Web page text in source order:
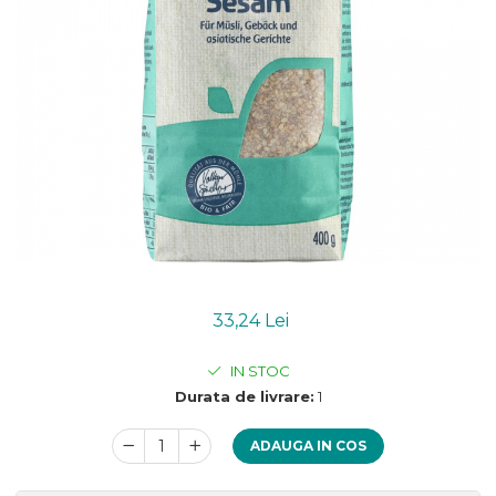
Mixuri bio si blaturi
Ciocolata, cacao si cafea
Cafea bio din cereale
Condimente si supe bio
Dulceata si creme bio
Compoturi bio
Creme bio din nuci si alune
33,24 Lei
IN STOC
Durata de livrare: 1
ADAUGA IN COS